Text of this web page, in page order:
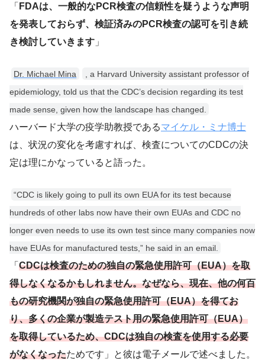
「 FDAは、一般的なPCR検査の信頼性を疑うような声明
を発表しておらず、検証済みのPCR検査の認可を引き続
き検討していきます 」
Dr. Michael Mina
, a Harvard University assistant professor of
epidemiology, told us that the CDC’s decision regarding its test
made sense, given how the landscape has changed.
ハーバード大学の疫学助教授であるマイケル・ミナ博士
は、状況の変化を考慮すれば、検査についてのCDCの決
定は理にかなっていると語った。
“CDC is likely going to pull its own EUA for its test because
hundreds of other labs now have their own EUAs and CDC no
longer even needs to use its own test since many companies now
have EUAs for manufactured tests,” he said in an email.
「 CDCは検査のための独自の緊急使用許可（EUA）を取
得しなくなるかもしれません。なぜなら、現在、他の何百
もの研究機関が独自の緊急使用許可（EUA）を得てお
り、多くの企業が製造テスト用の緊急使用許可（EUA）
を取得しているため、CDCは独自の検査を使用する必要
がなくなったためです」と彼は電子メールで述べました。